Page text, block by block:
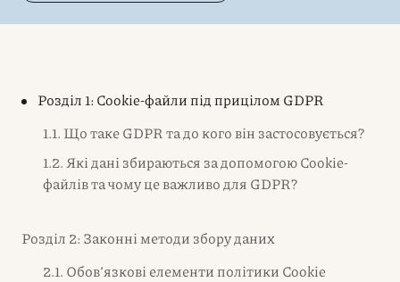
Розділ 1: Cookie-файли під прицілом GDPR
1.1. Що таке GDPR та до кого він застосовується?
1.2. Які дані збираються за допомогою Cookie-
файлів та чому це важливо для GDPR?
Розділ 2: Законні методи збору даних
2.1. Обов’язкові елементи політики Cookie